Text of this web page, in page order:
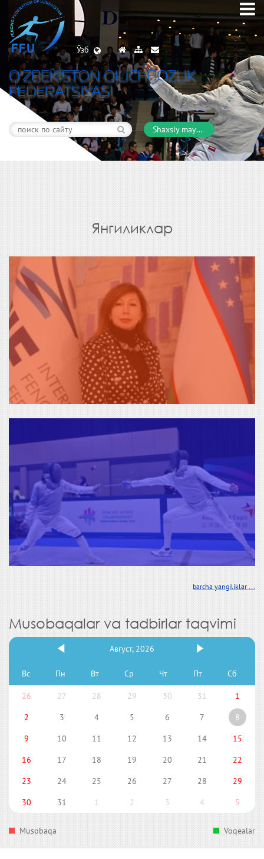
Ўзб
O’ZBEKISTON QILICHBOZLIK
FEDERATSIYASI
Shaxsiy maydon
Янгиликлар
barcha yangiliklar ...
Musobaqalar va tadbirlar taqvimi
Август, 2026
Вс Пн Вт Ср Чт Пт Сб
26 27 28 29 30 31
1
2
3 4 5 6 7
8
9
10 11 12 13 14
15
16
17 18 19 20 21
22
23
24 25 26 27 28
29
30
31 1 2 3 4 5
Musobaqa Voqealar